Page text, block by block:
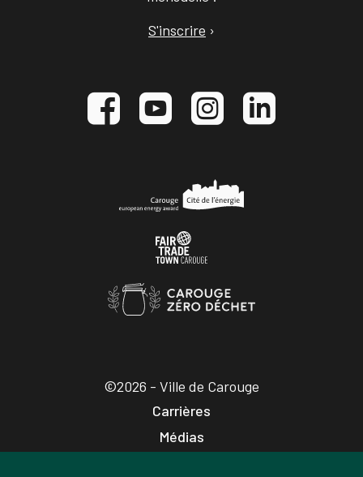
S'inscrire ›
©2026 - Ville de Carouge
Carrières
Médias